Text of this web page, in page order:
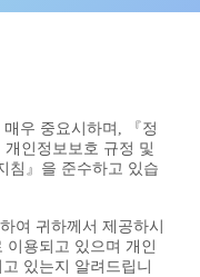
우 중요시하며, 『정
인정보보호 규정 및
침』을 준수하고 있습
여 귀하께서 제공하시
이용되고 있으며 개인
있는지 알려드립니